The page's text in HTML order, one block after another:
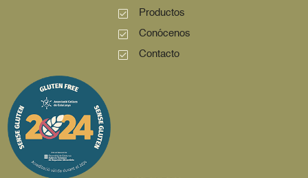
Productos
Conócenos
Contacto